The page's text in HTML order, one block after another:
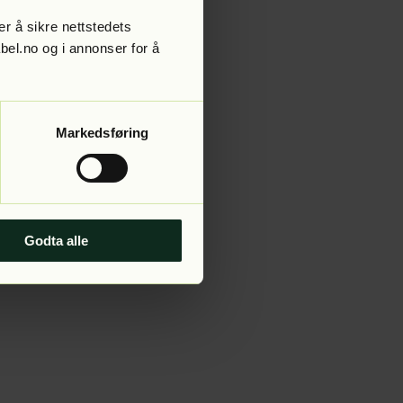
å sikre nettstedets
og i annonser for å
Markedsføring
Godta alle